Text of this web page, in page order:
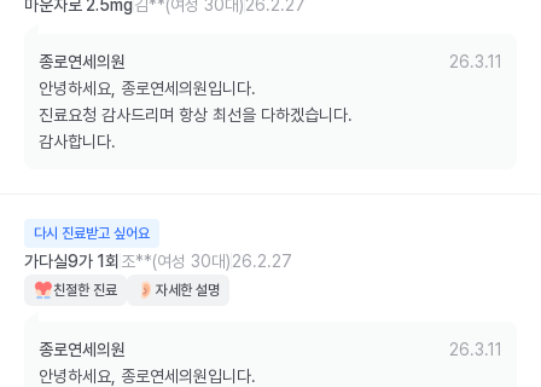
마운자로 2.5mg김**(여성 30대)26.2.27
종로연세의원
26.3.11
안녕하세요, 종로연세의원입니다.
진료요청 감사드리며 항상 최선을 다하겠습니다.
감사합니다.
다시 진료받고 싶어요
가다실9가 1회 조**(여성 30대)26.2.27
친절한 진료 자세한 설명
종로연세의원
26.3.11
안녕하세요, 종로연세의원입니다.